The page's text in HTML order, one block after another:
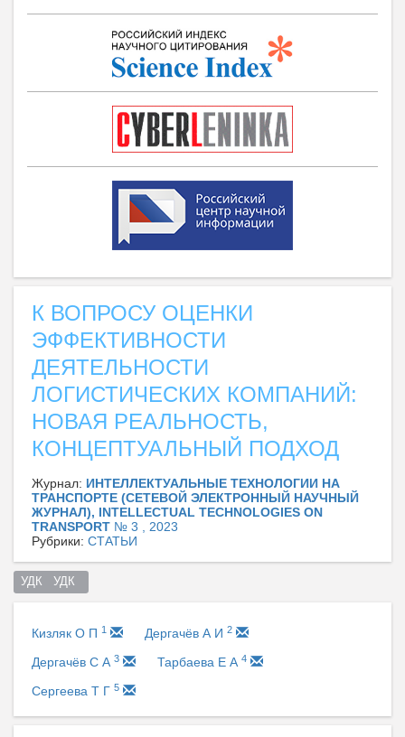
К ВОПРОСУ ОЦЕНКИ
ЭФФЕКТИВНОСТИ
ДЕЯТЕЛЬНОСТИ
ЛОГИСТИЧЕСКИХ КОМПАНИЙ:
НОВАЯ РЕАЛЬНОСТЬ,
КОНЦЕПТУАЛЬНЫЙ ПОДХОД
Журнал: ИНТЕЛЛЕКТУАЛЬНЫЕ ТЕХНОЛОГИИ НА
ТРАНСПОРТЕ (СЕТЕВОЙ ЭЛЕКТРОННЫЙ НАУЧНЫЙ
ЖУРНАЛ), INTELLECTUAL TECHNOLOGIES ON
TRANSPORT № 3 , 2023
Рубрики: СТАТЬИ
УДК   УДК
Кизляк О П 1 Дергачёв А И 2
Дергачёв С А 3 Тарбаева Е А 4
Сергеева Т Г 5